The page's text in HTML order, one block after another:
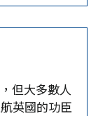
但大多數人
英國的功臣